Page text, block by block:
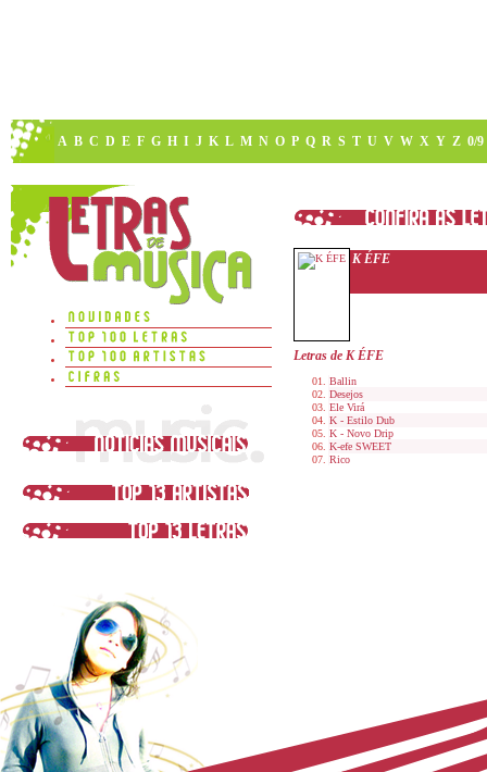
A B C D E F G H I J K L M N O P Q R S T U V W X Y Z 0/9
K ÉFE
Letras de K ÉFE
Ballin
Desejos
Ele Virá
K - Estilo Dub
K - Novo Drip
K-efe SWEET
Rico